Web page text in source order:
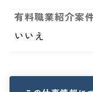
有料職業紹介案
いいえ